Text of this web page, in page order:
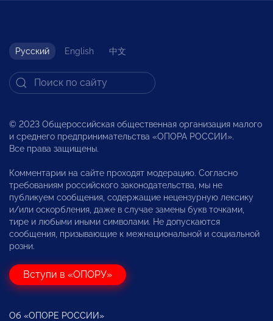
Русский English 中文
© 2023 Общероссийская общественная организация малого
и среднего предпринимательства «ОПОРА РОССИИ».
Все права защищены.
Комментарии на сайте проходят модерацию. Согласно
требованиям российского законодательства, мы не
публикуем сообщения, содержащие нецензурную лексику
и/или оскорбления, даже в случае замены букв точками,
тире и любыми иными символами. Не допускаются
сообщения, призывающие к межнациональной и социальной
розни.
Вступи в «ОПОРУ»
Об «ОПОРЕ РОССИИ»